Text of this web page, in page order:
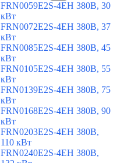
FRN0059E2S-4EH 380В, 30
кВт
FRN0072E2S-4EH 380В, 37
кВт
FRN0085E2S-4EH 380В, 45
кВт
FRN0105E2S-4EH 380В, 55
кВт
FRN0139E2S-4EH 380В, 75
кВт
FRN0168E2S-4EH 380В, 90
кВт
FRN0203E2S-4EH 380В,
110 кВт
FRN0240E2S-4EH 380В,